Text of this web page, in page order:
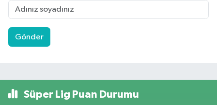
Gönder
Süper Lig Puan Durumu